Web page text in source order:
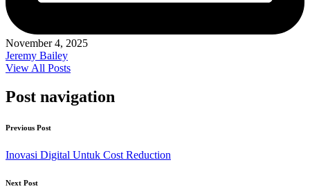
November 4, 2025
Jeremy Bailey
View All Posts
Post navigation
Previous Post
Inovasi Digital Untuk Cost Reduction
Next Post